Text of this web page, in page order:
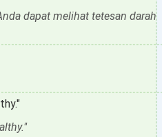
dapat melihat tetesan darah